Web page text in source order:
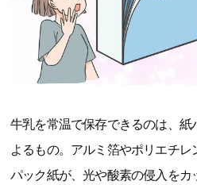
牛乳を常温で保存できるのは、紙
よるもの。アルミ箔やポリエチ
パック紙が、光や酸素の侵入をカ